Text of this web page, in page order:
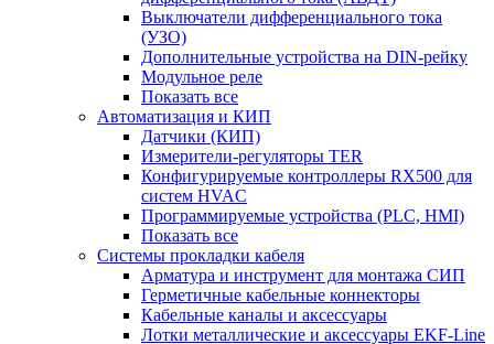
Выключатели дифференциального тока
(УЗО)
Дополнительные устройства на DIN-рейку
Модульное реле
Показать все
Автоматизация и КИП
Датчики (КИП)
Измерители-регуляторы TER
Конфигурируемые контроллеры RX500 для
систем HVAC
Программируемые устройства (PLC, HMI)
Показать все
Системы прокладки кабеля
Арматура и инструмент для монтажа СИП
Герметичные кабельные коннекторы
Кабельные каналы и аксессуары
Лотки металлические и аксессуары EKF-Line